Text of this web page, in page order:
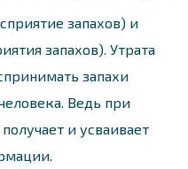
запахов) и
запахов). Утрата
запахи
Ведь при
и усваивает